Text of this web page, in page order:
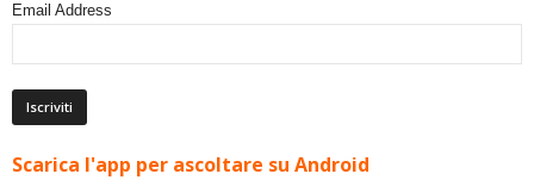
Email Address
Scarica l'app per ascoltare su Android